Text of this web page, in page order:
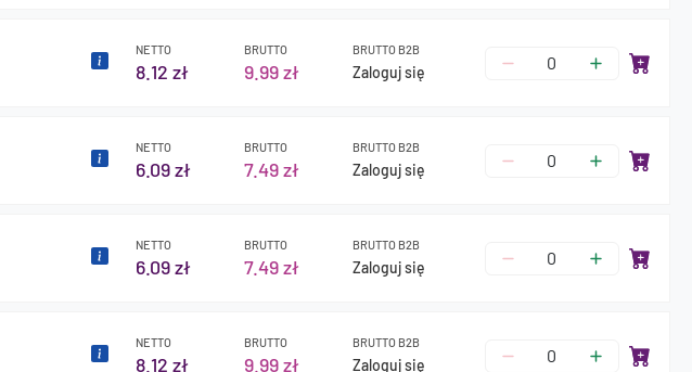
NETTO
8.12 zł
BRUTTO
9.99 zł
BRUTTO B2B
Zaloguj się
NETTO
6.09 zł
BRUTTO
7.49 zł
BRUTTO B2B
Zaloguj się
NETTO
6.09 zł
BRUTTO
7.49 zł
BRUTTO B2B
Zaloguj się
NETTO
8.12 zł
BRUTTO
9.99 zł
BRUTTO B2B
Zaloguj się